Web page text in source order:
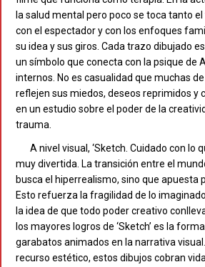
la salud mental pero poco se toca tanto
con el espectador y con los enfoques
su idea y sus giros. Cada trazo dibujado
un símbolo que conecta con la psique de
internos. No es casualidad que muchas
reflejen sus miedos, deseos reprimidos y
en un estudio sobre el poder de la
trauma.
A nivel visual, ‘Sketch. Cuidado con lo
muy divertida. La transición entre el
busca el hiperrealismo, sino que apuesta
Esto refuerza la fragilidad de lo
la idea de que todo poder creativo
los mayores logros de ‘Sketch’ es la
garabatos animados en la narrativa
recurso estético, estos dibujos cobran